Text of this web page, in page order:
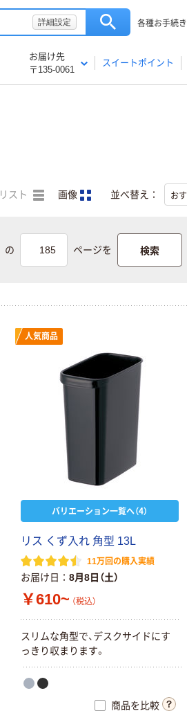
詳細設定 各種お手続き
お届け先
〒135-0061
スイートポイント
リスト 画像 並べ替え：
の ページを 検索
人気商品
バリエーション一覧へ（4）
リ ス く ず 入 れ 角型 13L
11万回の購入実績
お届け日 8月8日（土）
￥610~ （税込）
ス リ ムな角型で、 デスクサイ ドにす
っ き り収ま り ます。
商品を比較